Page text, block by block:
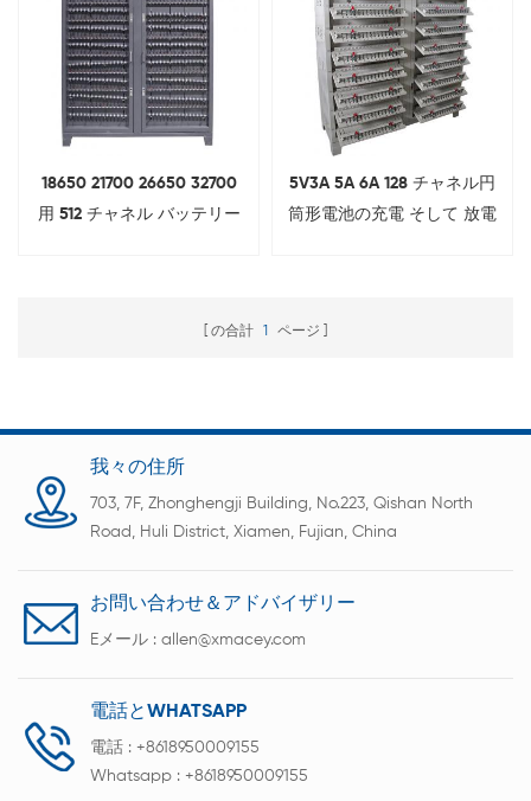
18650 21700 26650 32700
用 512 チャネル バッテリー
5V3A 5A 6A 128 チャネル円
筒形電池の充電 そして 放電
の合計 1 ページ
我々の住所
703, 7F, Zhonghengji Building, No.223, Qishan North
Road, Huli District, Xiamen, Fujian, China
お問い合わせ＆アドバイザリー
Eメール : allen@xmacey.com
電話とWHATSAPP
電話 : +8618950009155
Whatsapp : +8618950009155